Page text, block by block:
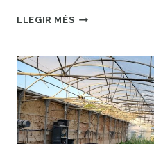
LLEGIR MÉSEINATECA